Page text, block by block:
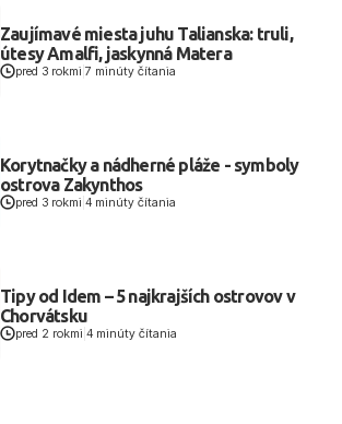
Zaujímavé miesta juhu Talianska: truli,
útesy Amalfi, jaskynná Matera
pred 3 rokmi |7 minúty čítania
Korytnačky a nádherné pláže - symboly
ostrova Zakynthos
pred 3 rokmi 4 minúty čítania
Tipy od Idem – 5 najkrajších ostrovov v
Chorvátsku
pred 2 rokmi 4 minúty čítania